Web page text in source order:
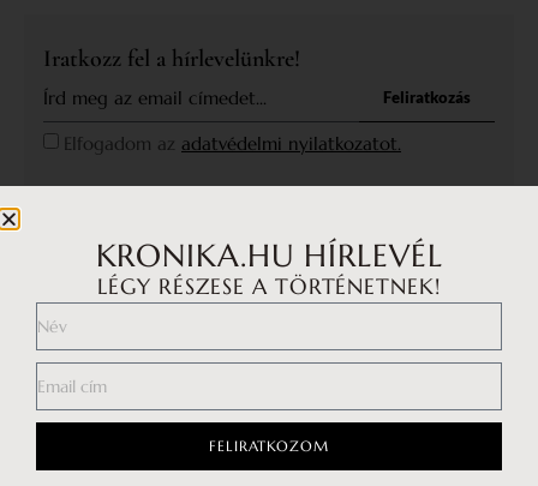
Iratkozz fel a hírlevelünkre!
Elfogadom az adatvédelmi nyilatkozatot.
Feliratkozás
KRONIKA.HU HÍRLEVÉL
LÉGY RÉSZESE A TÖRTÉNETNEK!
FELIRATKOZOM